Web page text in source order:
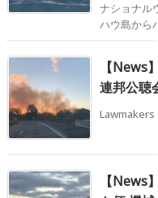
ナショナル
ハウ島から
【News
連邦公聴
Lawmakers
【News